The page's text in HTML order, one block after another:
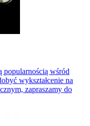
popularnością wśród
wykształcenie na
zapraszamy do